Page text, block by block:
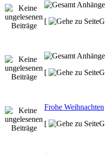
[
[
Frohe Weihnachten
[